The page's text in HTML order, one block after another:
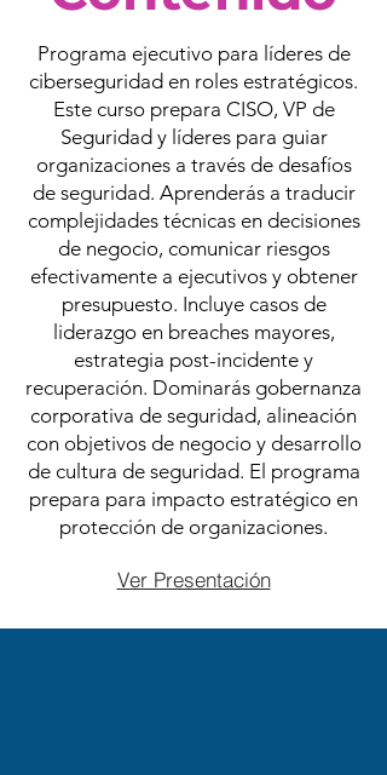
Programa ejecutivo para líderes de
ciberseguridad en roles estratégicos.
Este curso prepara CISO, VP de
Seguridad y líderes para guiar
organizaciones a través de desafíos
de seguridad. Aprenderás a traducir
complejidades técnicas en decisiones
de negocio, comunicar riesgos
efectivamente a ejecutivos y obtener
presupuesto. Incluye casos de
liderazgo en breaches mayores,
estrategia post-incidente y
recuperación. Dominarás gobernanza
corporativa de seguridad, alineación
con objetivos de negocio y desarrollo
de cultura de seguridad. El programa
prepara para impacto estratégico en
protección de organizaciones.
Ver Presentación